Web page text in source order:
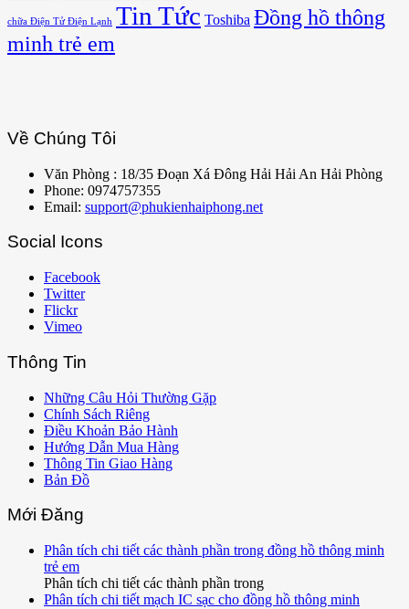
chữa Điện Tử Điện Lạnh Tin Tức Toshiba Đồng hồ thông
minh trẻ em
Về Chúng Tôi
Văn Phòng : 18/35 Đoạn Xá Đông Hải Hải An Hải Phòng
Phone: 0974757355
Email: support@phukienhaiphong.net
Social Icons
Facebook
Twitter
Flickr
Vimeo
Thông Tin
Những Câu Hỏi Thường Gặp
Chính Sách Riêng
Điều Khoản Bảo Hành
Hướng Dẫn Mua Hàng
Thông Tin Giao Hàng
Bản Đồ
Mới Đăng
Phân tích chi tiết các thành phần trong đồng hồ thông minh
trẻ em
Phân tích chi tiết các thành phần trong
Phân tích chi tiết mạch IC sạc cho đồng hồ thông minh